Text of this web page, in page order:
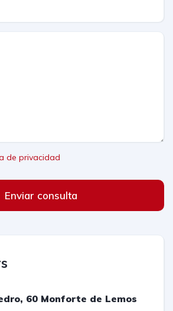
de privacidad
Enviar consulta
60 Monforte de Lemos